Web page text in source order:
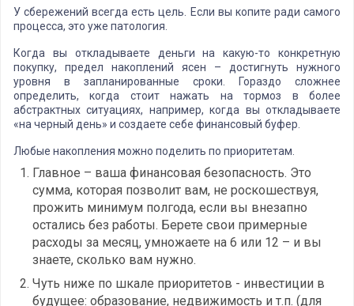
У сбережений всегда есть цель. Если вы копите ради самого
процесса, это уже патология.
Когда вы откладываете деньги на какую-то конкретную
покупку, предел накоплений ясен – достигнуть нужного
уровня в запланированные сроки. Гораздо сложнее
определить, когда стоит нажать на тормоз в более
абстрактных ситуациях, например, когда вы откладываете
«на черный день» и создаете себе финансовый буфер.
Любые накопления можно поделить по приоритетам.
Главное – ваша финансовая безопасность. Это
сумма, которая позволит вам, не роскошествуя,
прожить минимум полгода, если вы внезапно
остались без работы. Берете свои примерные
расходы за месяц, умножаете на 6 или 12 – и вы
знаете, сколько вам нужно.
Чуть ниже по шкале приоритетов - инвестиции в
будущее: образование, недвижимость и т.п. (для